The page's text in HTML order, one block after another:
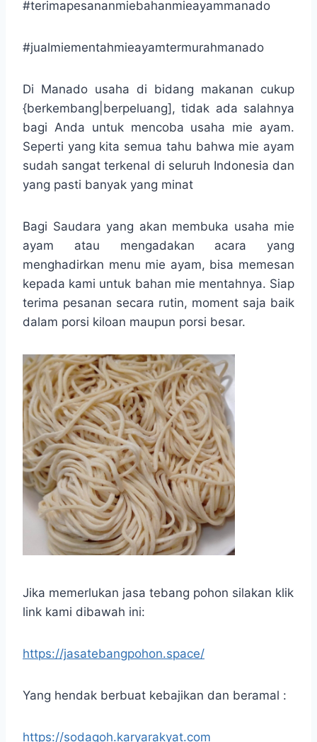
#terimapesananmiebahanmieayammanado
#jualmiementahmieayamtermurahmanado
Di Manado usaha di bidang makanan cukup
{berkembang|berpeluang], tidak ada salahnya
bagi Anda untuk mencoba usaha mie ayam.
Seperti yang kita semua tahu bahwa mie ayam
sudah sangat terkenal di seluruh Indonesia dan
yang pasti banyak yang minat
Bagi Saudara yang akan membuka usaha mie
ayam atau mengadakan acara yang
menghadirkan menu mie ayam, bisa memesan
kepada kami untuk bahan mie mentahnya. Siap
terima pesanan secara rutin, moment saja baik
dalam porsi kiloan maupun porsi besar.
Jika memerlukan jasa tebang pohon silakan klik
link kami dibawah ini:
https://jasatebangpohon.space/
Yang hendak berbuat kebajikan dan beramal :
https://sodaqoh.karyarakyat.com